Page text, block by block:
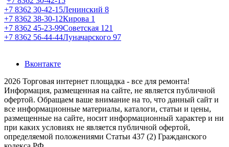
+7 8362 30-42-15Ленинский 8
+7 8362 38-30-12Кирова 1
+7 8362 45-23-99Советская 121
+7 8362 56-44-44Луначарского 97
Вконтакте
2026 Торговая интернет площадка - все для ремонта!
Информация, размещенная на сайте, не является публичной
офертой. Обращаем ваше внимание на то, что данный сайт и
все информационные материалы, каталоги, статьи и цены,
размещенные на сайте, носит информационный характер и ни
при каких условиях не является публичной офертой,
определяемой положениями Статьи 437 (2) Гражданского